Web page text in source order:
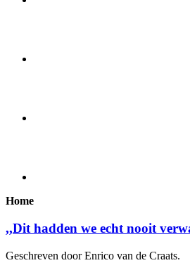
Home
,,Dit hadden we echt nooit
Geschreven door Enrico van de Craats.